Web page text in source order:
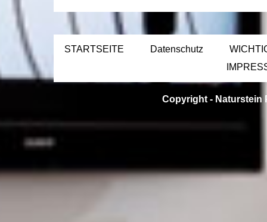
STARTSEITE Datenschutz
Copyright - Naturstein